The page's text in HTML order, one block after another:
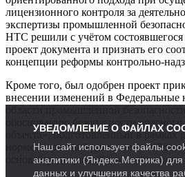
лицензионного контроля за
экспертизы промышленной
НТС решили с учётом
проект документа и признать его
концепции реформы контрольно-
Кроме того, был одобрен проект
внесении изменений в Федеральные
обоснованию безопасности опасного
объекта», подготовленный в рамках
нормотворческой деятельности
основе предложений членов секции.
УВЕДОМЛЕНИЕ О ФАЙЛАХ
Наш сайт использует файлы
аналитики (Яндекс.Метрика) для
данных и улучшения качества